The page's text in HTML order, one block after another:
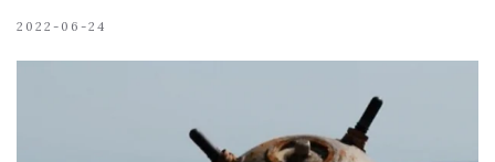
2022-06-24